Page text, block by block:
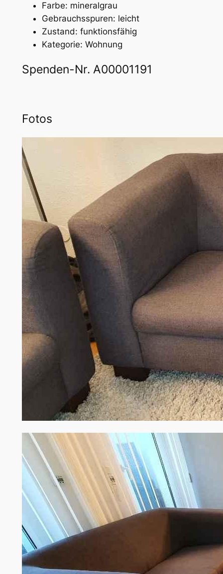
Farbe: mineralgrau
Gebrauchsspuren: leicht
Zustand: funktionsfähig
Kategorie: Wohnung
Spenden-Nr. A00001191
Fotos